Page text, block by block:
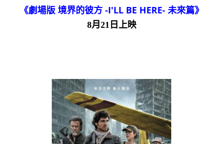
《劇場版 境界的彼方 -I'LL BE HERE- 未來篇》
8月21日上映